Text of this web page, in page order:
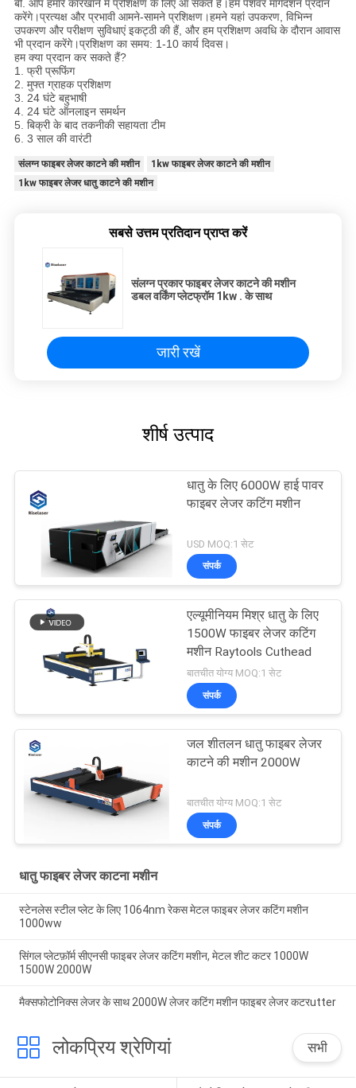
बी. आप हमारे कारखाने में प्रशिक्षण के लिए आ सकते हैं।हम पेशेवर मार्गदर्शन प्रदान
करेंगे।प्रत्यक्ष और प्रभावी आमने-सामने प्रशिक्षण।हमने यहां उपकरण, विभिन्न
उपकरण और परीक्षण सुविधाएं इकट्ठी की हैं, और हम प्रशिक्षण अवधि के दौरान आवास
भी प्रदान करेंगे।प्रशिक्षण का समय: 1-10 कार्य दिवस।
हम क्या प्रदान कर सकते हैं?
1. फ्री प्रूफिंग
2. मुफ्त ग्राहक प्रशिक्षण
3. 24 घंटे बहुभाषी
4. 24 घंटे ऑनलाइन समर्थन
5. बिक्री के बाद तकनीकी सहायता टीम
6. 3 साल की वारंटी
संलग्न फाइबर लेजर काटने की मशीन
1kw फाइबर लेजर काटने की मशीन
1kw फाइबर लेजर धातु काटने की मशीन
सबसे उत्तम प्रतिदान प्राप्त करें
संलग्न प्रकार फाइबर लेजर काटने की मशीन
डबल वर्किंग प्लेटफ्रॉम 1kw . के साथ
जारी रखें
शीर्ष उत्पाद
धातु के लिए 6000W हाई पावर
फाइबर लेजर कटिंग मशीन
USD MOQ:1 सेट
संपर्क
एल्यूमीनियम मिश्र धातु के लिए
1500W फाइबर लेजर कटिंग
मशीन Raytools Cuthead
बातचीत योग्य MOQ:1 सेट
संपर्क
जल शीतलन धातु फाइबर लेजर
काटने की मशीन 2000W
बातचीत योग्य MOQ:1 सेट
संपर्क
धातु फाइबर लेजर काटना मशीन
स्टेनलेस स्टील प्लेट के लिए 1064nm रेकस मेटल फाइबर लेजर कटिंग मशीन
1000ww
सिंगल प्लेटफ़ॉर्म सीएनसी फाइबर लेजर कटिंग मशीन, मेटल शीट कटर 1000W
1500W 2000W
मैक्सफोटोनिक्स लेजर के साथ 2000W लेजर कटिंग मशीन फाइबर लेजर कटरutter
लोकप्रिय श्रेणियां सभी